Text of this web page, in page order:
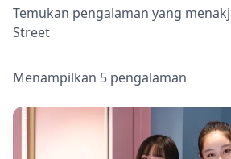
Temukan pengalaman yang
Street
Menampilkan 5 pengalaman